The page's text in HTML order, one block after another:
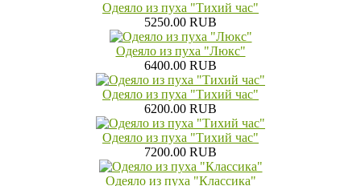
Одеяло из пуха "Тихий час"
5250.00 RUB
Одеяло из пуха "Люкс"
6400.00 RUB
Одеяло из пуха "Тихий час"
6200.00 RUB
Одеяло из пуха "Тихий час"
7200.00 RUB
Одеяло из пуха "Классика"